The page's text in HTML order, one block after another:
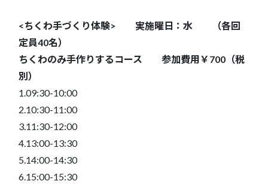
<ちくわ手づくり体験> 実施曜日：水 （各回
定員40名）
ちくわのみ手作りするコース 参加費用￥700（税
別）
1.09:30-10:00
2.10:30-11:00
3.11:30-12:00
4.13:00-13:30
5.14:00-14:30
6.15:00-15:30